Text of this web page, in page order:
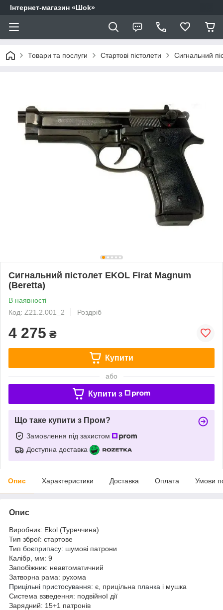
Інтернет-магазин «Шоk»
Товари та послуги Стартові пістолети Сигнальний
Сигнальний пістолет EKOL Firat Magnum
(Beretta)
В наявності
Код: Z21.2.001_2
Роздріб
4 275 ₴
Купити
або
Купити з
Що таке купити з Пром?
Замовлення під захистом
Доступна доставка
Опис Характеристики Доставка Оплата Умови
Опис
Виробник: Ekol (Туреччина)
Тип зброї: стартове
Тип боєприпасу: шумові патрони
Калібр, мм: 9
Запобіжник: неавтоматичний
Затворна рама: рухома
Прицільні пристосування: є, прицільна планка і мушка
Система взведення: подвійної дії
Зарядний: 15+1 патронів